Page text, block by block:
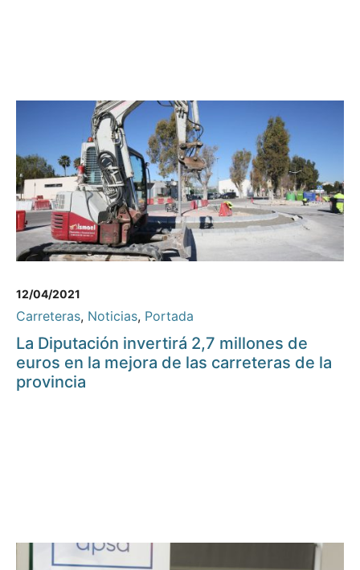
12/04/2021
Carreteras, Noticias, Portada
La Diputación invertirá 2,7 millones de
euros en la mejora de las carreteras de la
provincia